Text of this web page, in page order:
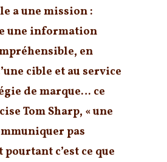
a une mission :
une information
en
cible et au service
de marque… ce
Tom Sharp, « une
pas
c’est ce que